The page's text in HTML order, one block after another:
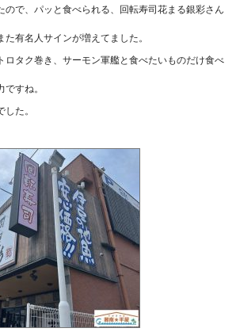
ので、パッと食べられる、回転寿司花まる銀彩さん
有名人サインが増えてました。
ロタク巻き、サーモン軍艦と食べたいものだけ食べ
すね。
た。